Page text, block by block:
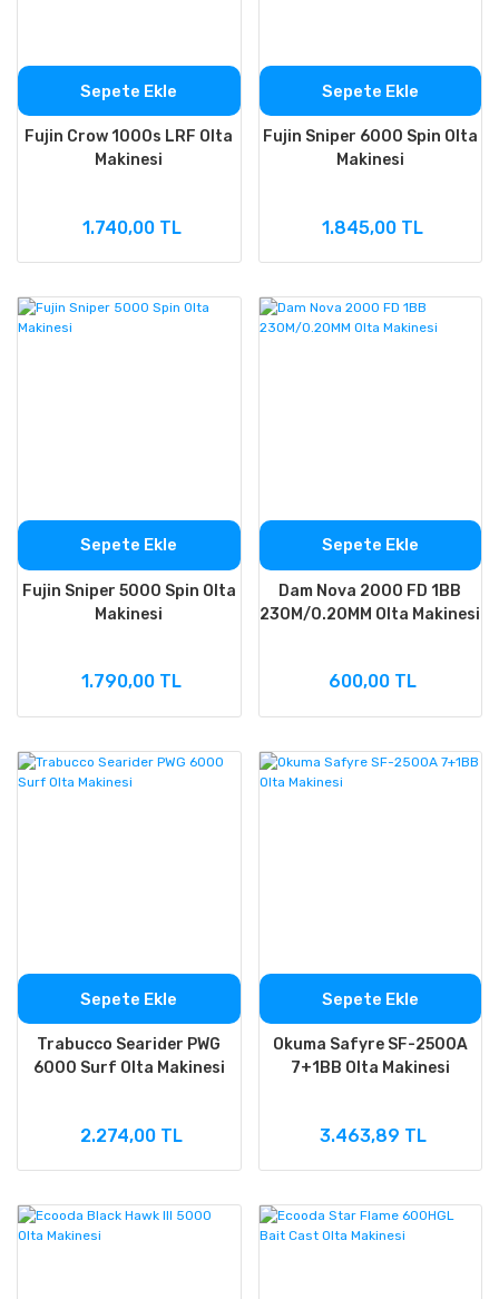
Sepete Ekle
Fujin Crow 1000s LRF Olta
Makinesi
1.740,00 TL
Sepete Ekle
Fujin Sniper 6000 Spin Olta
Makinesi
1.845,00 TL
Sepete Ekle
Fujin Sniper 5000 Spin Olta
Makinesi
1.790,00 TL
Sepete Ekle
Dam Nova 2000 FD 1BB
230M/0.20MM Olta Makinesi
600,00 TL
Sepete Ekle
Trabucco Searider PWG
6000 Surf Olta Makinesi
2.274,00 TL
Sepete Ekle
Okuma Safyre SF-2500A
7+1BB Olta Makinesi
3.463,89 TL